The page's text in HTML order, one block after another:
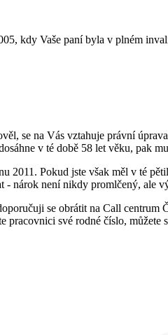
kdy Vaše paní byla v plném
se na Vás vztahuje právní
v té době 58 let věku, pak
2011. Pokud jste však měl v té
- nárok není nikdy promlčený, ale
se obrátit na Call centrum
pracovnici své rodné číslo,